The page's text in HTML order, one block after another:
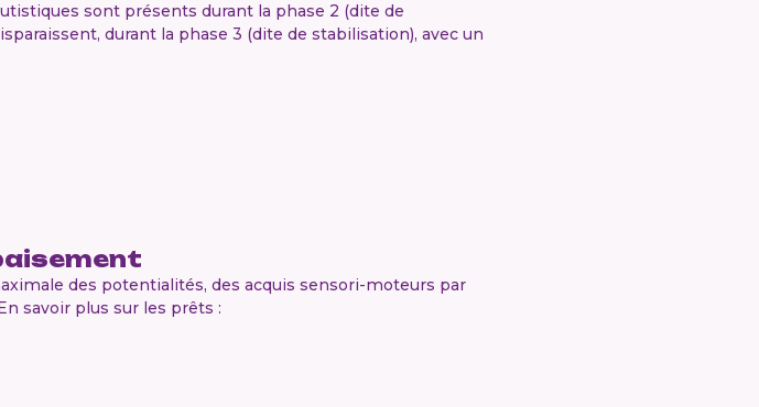
sont présents durant la phase 2 (dite de
durant la phase 3 (dite de stabilisation), avec un
des potentialités, des acquis sensori-moteurs par
savoir plus sur les prêts :